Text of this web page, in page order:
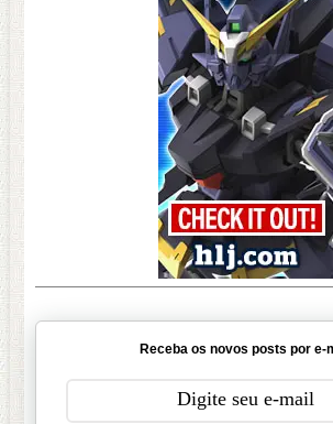
Receba os novos posts por e-